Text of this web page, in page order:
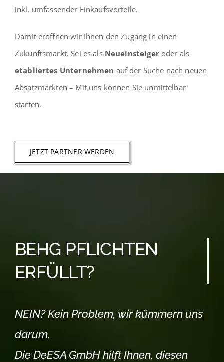
inkl. umfassender Einkaufsvorteile.
Damit eröffnen wir Ihnen den Zugang in einen
Zukunftsmarkt. Sei es als Neueinsteigeroder als
etabliertes Unternehmen auf der Suche nach neuen
Absatzmärkten – Mit uns können Sie unmittelbar
starten.
JETZT PARTNER WERDEN
BEHG PFLICHTEN
ERFÜLLT?
NEIN? Kein Problem, wir kümmern uns
darum.
Die DeESA GmbH hilft Ihnen, diesen